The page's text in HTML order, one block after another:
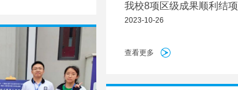
我校8项区级成果顺利结项
2023-10-26
查看更多